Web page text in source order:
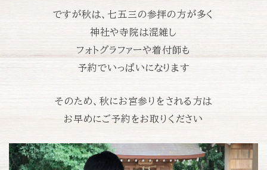
ですが秋は、七五三の参拝の方が多く
神社や寺院は混雑し
フォトグラファーや着付師も
予約でいっぱいになります
そのため、秋にお宮参りをされる方は
お早めにご予約をお取りください